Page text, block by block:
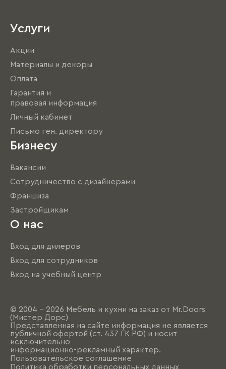
Услуги
Акции
Материалы и декоры
Оплата
Гарантия и
правовая информация
Личный кабинет
Письмо ген. директору
Бизнесу
Вакансии
Сотрудничество с дизайнерами
Франшиза
Застройщикам
О нас
Вход для дилеров
Вход для сотрудников
Вход на учебный центр
© 2004 - 2026 Мебель и кухни на заказ от Mr.Doors
(Мистер Дорс)
Представленная на сайте информация не является
публичной офертой (ст. 437 ГК РФ) и носит
исключительно
информационно-рекламный характер.
Пользовательское соглашение
Политика обработки персональных данных